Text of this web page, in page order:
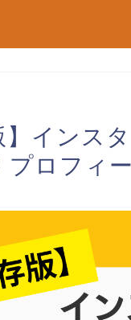
】インス
プロフィ